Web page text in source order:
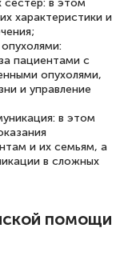
сестёр: в этом
характеристики и
пациентами с
опухолями,
и управление
в этом
и их семьям, а
в сложных
помощи